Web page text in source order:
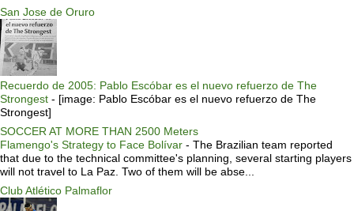
San Jose de Oruro
Recuerdo de 2005: Pablo Escóbar es el nuevo refuerzo de The
Strongest - [image: Pablo Escóbar es el nuevo refuerzo de The
Strongest]
SOCCER AT MORE THAN 2500 Meters
Flamengo's Strategy to Face Bolívar - The Brazilian team reported
that due to the technical committee's planning, several starting players
will not travel to La Paz. Two of them will be abse...
Club Atlético Palmaflor